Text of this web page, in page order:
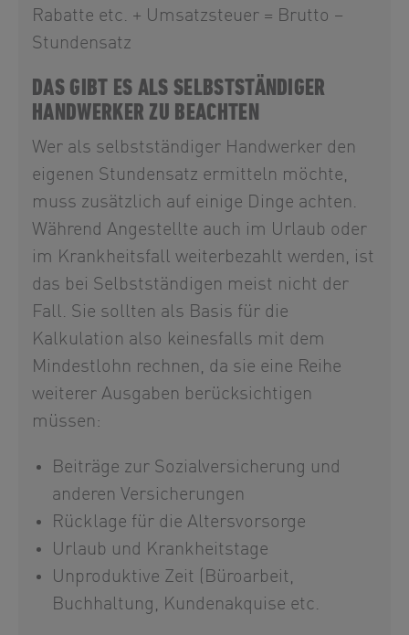
Rabatte etc. + Umsatzsteuer = Brutto –
Stundensatz
DAS GIBT ES ALS SELBSTSTÄNDIGER
HANDWERKER ZU BEACHTEN
Wer als selbstständiger Handwerker den
eigenen Stundensatz ermitteln möchte,
muss zusätzlich auf einige Dinge achten.
Während Angestellte auch im Urlaub oder
im Krankheitsfall weiterbezahlt werden, ist
das bei Selbstständigen meist nicht der
Fall. Sie sollten als Basis für die
Kalkulation also keinesfalls mit dem
Mindestlohn rechnen, da sie eine Reihe
weiterer Ausgaben berücksichtigen
müssen:
Beiträge zur Sozialversicherung und
anderen Versicherungen
Rücklage für die Altersvorsorge
Urlaub und Krankheitstage
Unproduktive Zeit (Büroarbeit,
Buchhaltung, Kundenakquise etc.